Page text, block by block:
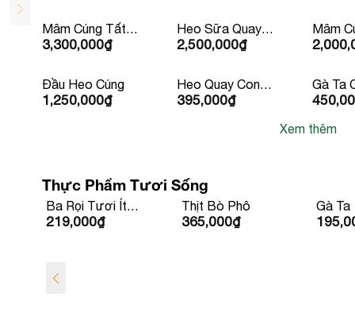
Mâm Cúng Tất
Niên
3,300,000₫
Heo Sữa Quay
Trên 5Kg
2,500,000₫
Mâm
Phát
Đầu Heo Cúng
1,250,000₫
Heo Quay Con
Lớn 10kg Trở
395,000₫
Gà Ta
Sẵn
Xem thêm
Thực Phẩm Tươi Sống
Thịt Bò Phô
365,000₫
Gà Ta
195,000₫
Cá Bớp